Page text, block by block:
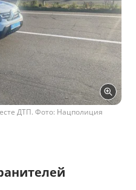
ДТП. Фото: Нацполиция